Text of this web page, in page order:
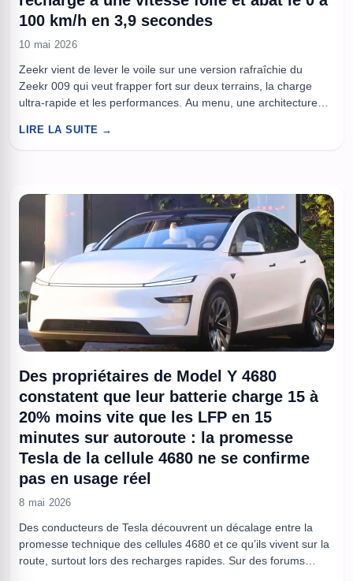
100 km/h en 3,9 secondes
10 mai 2026
Zeekr vient de lever le voile sur une version rafraîchie du
Zeekr 009 qui veut frapper fort sur deux terrains, la charge
ultra-rapide et les performances. Au menu, une architecture
encaisser des puissances élevées et réduire le temps passé
LIRE LA SUITE →
Des propriétaires de Model Y 4680
constatent que leur batterie charge 15 à
20% moins vite que les LFP en 15
minutes sur autoroute : la promesse
Tesla de la cellule 4680 ne se confirme
pas en usage réel
8 mai 2026
Des conducteurs de Tesla découvrent un décalage entre la
promesse technique des cellules 4680 et ce qu’ils vivent sur la
route, surtout lors des recharges rapides. Sur des forums